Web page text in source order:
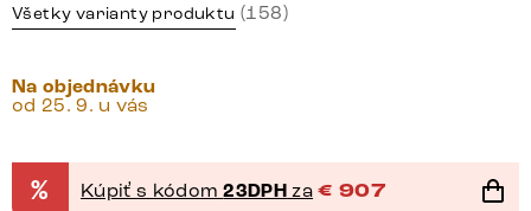
Všetky varianty produktu (158)
Na objednávku
od 25. 9. u vás
% Kúpiť s kódom23DPH za € 907